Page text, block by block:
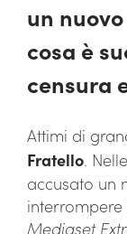
un
cosa è
censura
Attimi di
Fratello.
accusato un
Mediaset